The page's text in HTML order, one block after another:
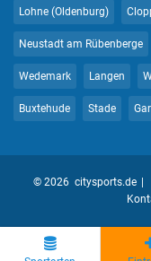
Lohne (Oldenburg)
Neustadt am Rübenberge
Wedemark Langen
Buxtehude Stade
© 2026 citysports.de